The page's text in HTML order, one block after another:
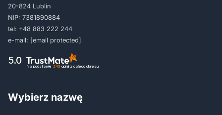
20-824 Lublin
NIP: 7381890884
tel: +48 883 222 244
e-mail: [email protected]
5.0
Na podstawie 243 opinii z całego okresu
Wybierz nazwę